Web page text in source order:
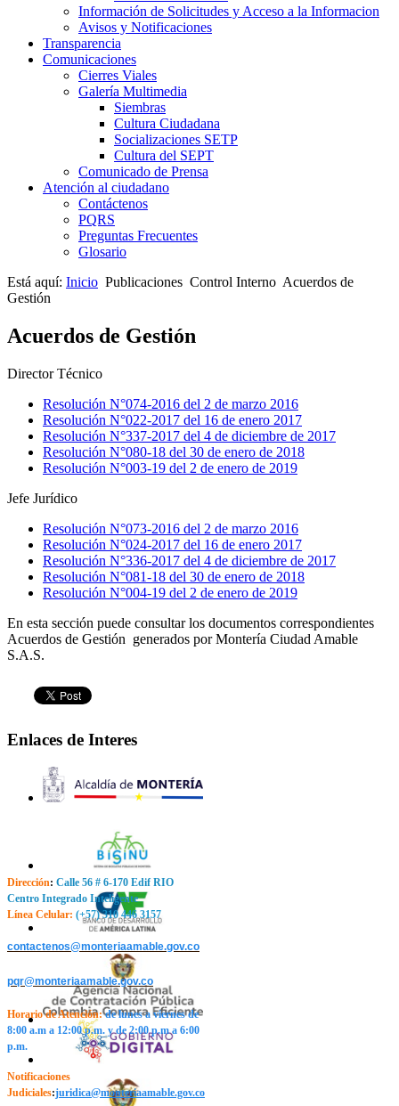
Información de Solicitudes y Acceso a la Informacion
Avisos y Notificaciones
Transparencia
Comunicaciones
Cierres Viales
Galería Multimedia
Siembras
Cultura Ciudadana
Socializaciones SETP
Cultura del SEPT
Comunicado de Prensa
Atención al ciudadano
Contáctenos
PQRS
Preguntas Frecuentes
Glosario
Está aquí: Inicio Publicaciones Control Interno Acuerdos de
Gestión
Acuerdos de Gestión
Director Técnico
Resolución N°074-2016 del 2 de marzo 2016
Resolución N°022-2017 del 16 de enero 2017
Resolución N°337-2017 del 4 de diciembre de 2017
Resolución N°080-18 del 30 de enero de 2018
Resolución N°003-19 del 2 de enero de 2019
Jefe Jurídico
Resolución N°073-2016 del 2 de marzo 2016
Resolución N°024-2017 del 16 de enero 2017
Resolución N°336-2017 del 4 de diciembre de 2017
Resolución N°081-18 del 30 de enero de 2018
Resolución N°004-19 del 2 de enero de 2019
En esta sección puede consultar los documentos correspondientes
Acuerdos de Gestión generados por Montería Ciudad Amable
S.A.S.
Enlaces de Interes
Dirección: Calle 56 # 6-170 Edif RIO
Centro Integrado Inteligente
Línea Celular: (+57) 310 446 3157
contactenos@monteriaamable.gov.co
pqr@monteriaamable.gov.co
Horario de Atención: de lunes a viernes de
8:00 a.m a 12:00 p.m. y de 2:00 p.m a 6:00
p.m.
Notificaciones
Judiciales:juridica@monteriaamable.gov.co